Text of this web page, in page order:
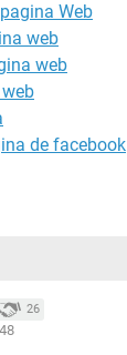
Web
web
web
de facebook
26